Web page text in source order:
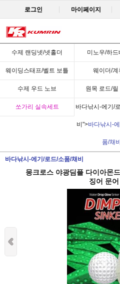
로그인 마이페이지
수제 랜딩넷/넷홀더 미노우/하드
웨이딩스태프/벨트 보틀 웨이더/계
수제 우드 노브 원목 로드/릴
쏘가리 실속세트 바다낚시-에기/
비">바다낚시-
품/채비
바다낚시-에기/로드/소품/채비
몽크로스 야광딤플 다이아몬
징어 문